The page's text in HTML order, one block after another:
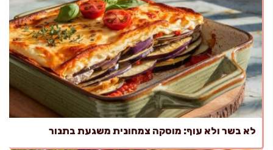
לא בשר ולא עוף: מוסקה צמחונית משגעת בתנור